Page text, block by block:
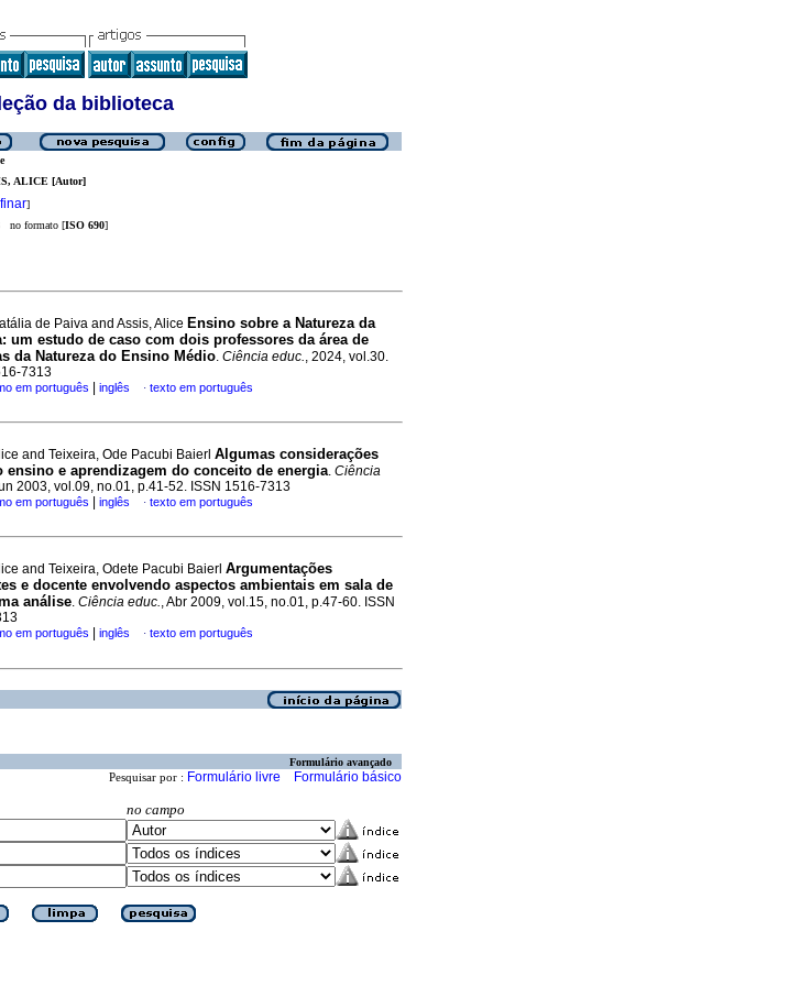
da biblioteca
ALICE [Autor]
]
no formato [ISO 690]
de Paiva and Assis, Alice Ensino sobre a Natureza da
um estudo de caso com dois professores da área de
da Natureza do Ensino Médio. Ciência educ., 2024, vol.30.
7313
em português inglês · texto em português
and Teixeira, Ode Pacubi Baierl Algumas considerações
ensino e aprendizagem do conceito de energia. Ciência
2003, vol.09, no.01, p.41-52. ISSN 1516-7313
em português inglês · texto em português
and Teixeira, Odete Pacubi Baierl Argumentações
e docente envolvendo aspectos ambientais em sala de
análise. Ciência educ., Abr 2009, vol.15, no.01, p.47-60. ISSN
em português inglês · texto em português
Formulário avançado
Pesquisar por : Formulário livre Formulário básico
no campo